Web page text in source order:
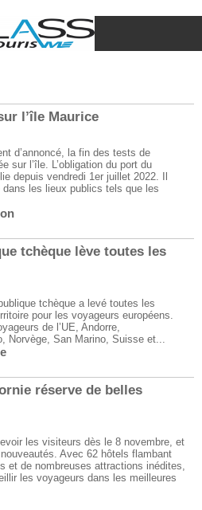
l’île Maurice
d’annoncé, la fin des tests de
sur l’île. L’obligation du port du
depuis vendredi 1er juillet 2022. Il
les lieux publics tels que les
tchèque lève toutes les
tchèque a levé toutes les
pour les voyageurs européens.
de l’UE, Andorre,
Norvège, San Marino, Suisse et...
réserve de belles
les visiteurs dès le 8 novembre, et
Avec 62 hôtels flambant
et de nombreuses attractions inédites,
les voyageurs dans les meilleures